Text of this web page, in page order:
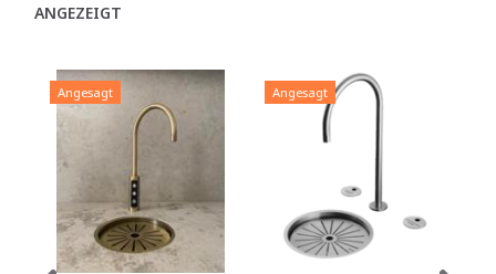
ANGEZEIGT
Angesagt Angesagt